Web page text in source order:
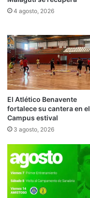
4 agosto, 2026
El Atlético Benavente
fortalece su cantera en el
Campus estival
3 agosto, 2026